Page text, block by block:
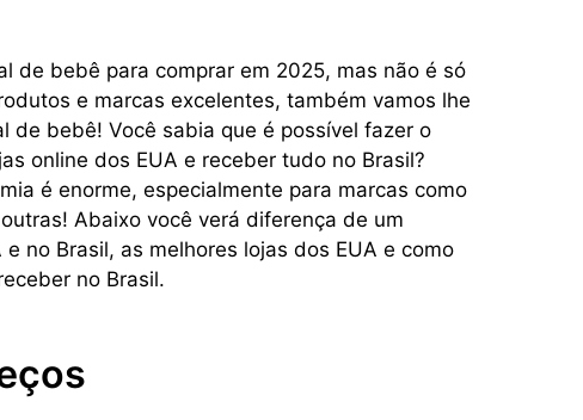
de bebê para comprar em 2025, mas não é só
e marcas excelentes, também vamos lhe
de bebê! Você sabia que é possível fazer o
online dos EUA e receber tudo no Brasil?
é enorme, especialmente para marcas como
Abaixo você verá diferença de um
no Brasil, as melhores lojas dos EUA e como
no Brasil.